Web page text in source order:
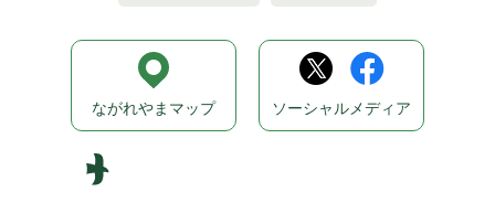
ながれやまマップ ソーシャルメディア